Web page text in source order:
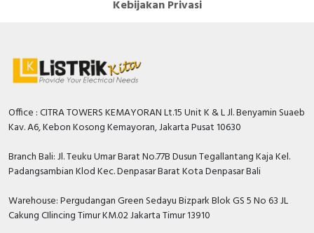
Mennekes, Epcos, Safe-D-Lock, Leroy Somer, Allen-
Bradley, Sunfree, Secure, Telergon, Circutor, OPT, CIC,
Alpha, Selis, Telemecanique, Trafindo, Esitas, BOSS,
B&D Transformer, Asco, Secure, Howig, Onesto,
karena semua barang yang kami jual dijamin 100%
asli, bergaransi resmi dan dapat disertai dengan surat
dan informasi lebih lanjut bisa menghubungi tim sales
atau marketing kami silakan klikdisini. Selamat
Kebijakan Privasi
Office : CITRA TOWERS KEMAYORAN Lt.15 Unit K & L Jl. Benyamin Suaeb
Kav. A6, Kebon Kosong Kemayoran, Jakarta Pusat 10630
Branch Bali: Jl. Teuku Umar Barat No.77B Dusun Tegallantang Kaja Kel.
Padangsambian Klod Kec. Denpasar Barat Kota Denpasar Bali
Warehouse: Pergudangan Green Sedayu Bizpark Blok GS 5 No 63 JL
Cakung CIlincing Timur KM.02 Jakarta Timur 13910